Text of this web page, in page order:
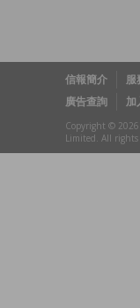
信報簡介 服
廣告查詢
加
Copyright © 2026
Limited. All rights